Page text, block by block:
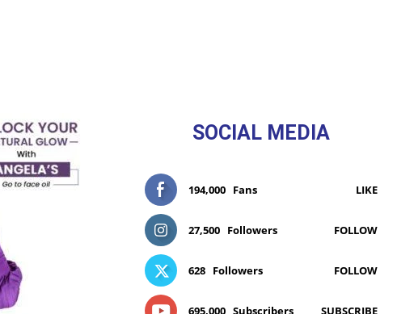
SOCIAL MEDIA
194,000 Fans LIKE
27,500 Followers FOLLOW
628 Followers FOLLOW
695,000 Subscribers SUBSCRIBE